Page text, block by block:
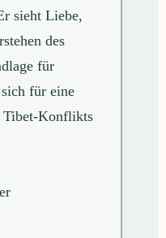
sieht Liebe,
des
für
für eine
Tibet-Konflikts